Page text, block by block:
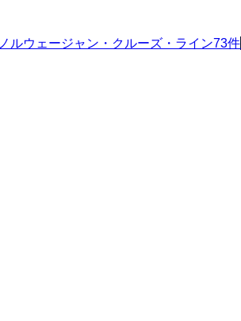
ノルウェージャン・クルーズ・ライン73件